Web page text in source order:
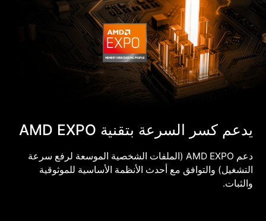
يدعم كسر السرعة بتقنية AMD EXPO
دعم AMD EXPO (الملفات الشخصية الموسعة لرفع سرعة
التشغيل) والتوافق مع أحدث الأنظمة الأساسية للموثوقية
والثبات.